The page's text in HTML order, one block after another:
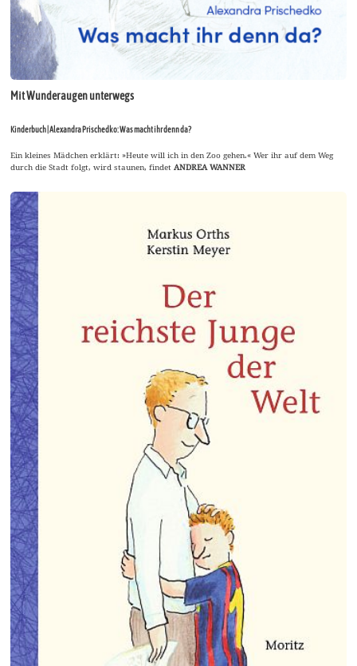
Mit Wunderaugen unterwegs
Kinderbuch | Alexandra Prischedko: Was macht ihr denn da?
Ein kleines Mädchen erklärt: »Heute will ich in den Zoo gehen.« Wer ihr auf dem Weg
durch die Stadt folgt, wird staunen, findet ANDREA WANNER